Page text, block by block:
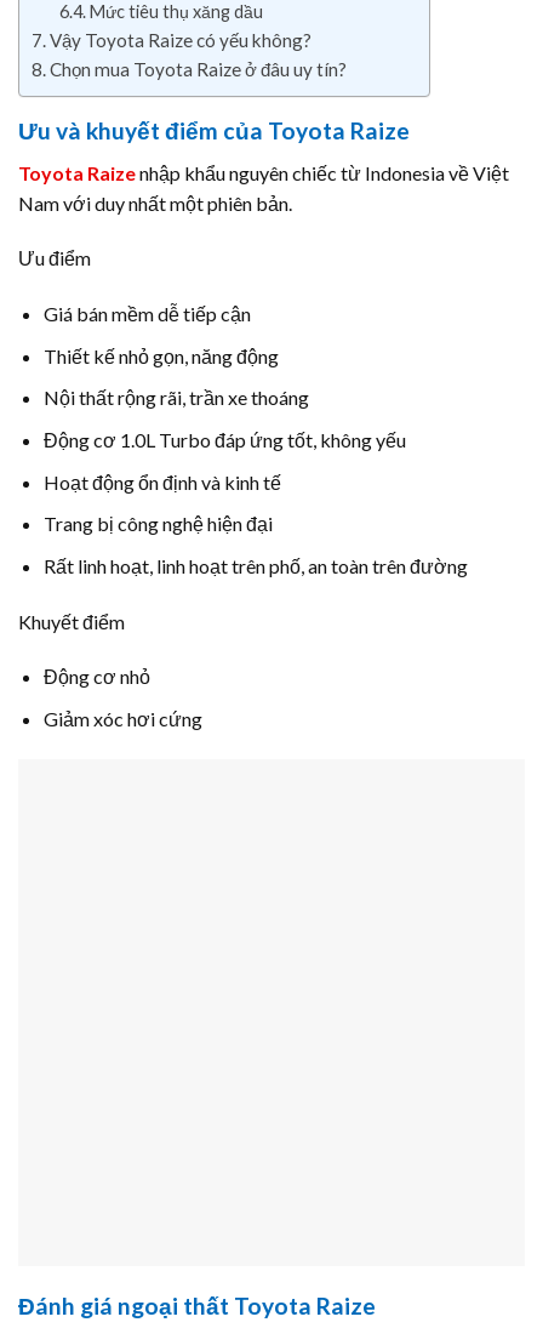
Mức tiêu thụ xăng dầu
Vậy Toyota Raize có yếu không?
Chọn mua Toyota Raize ở đâu uy tín?
Ưu và khuyết điểm của Toyota Raize
Toyota Raizenhập khẩu nguyên chiếc từ Indonesia về Việt
Nam với duy nhất một phiên bản.
Ưu điểm
Giá bán mềm dễ tiếp cận
Thiết kế nhỏ gọn, năng động
Nội thất rộng rãi, trần xe thoáng
Động cơ 1.0L Turbo đáp ứng tốt, không yếu
Hoạt động ổn định và kinh tế
Trang bị công nghệ hiện đại
Rất linh hoạt, linh hoạt trên phố, an toàn trên đường
Khuyết điểm
Động cơ nhỏ
Giảm xóc hơi cứng
Đánh giá ngoại thất Toyota Raize